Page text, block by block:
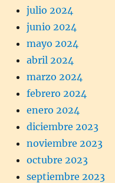
julio 2024
junio 2024
mayo 2024
abril 2024
marzo 2024
febrero 2024
enero 2024
diciembre 2023
noviembre 2023
octubre 2023
septiembre 2023